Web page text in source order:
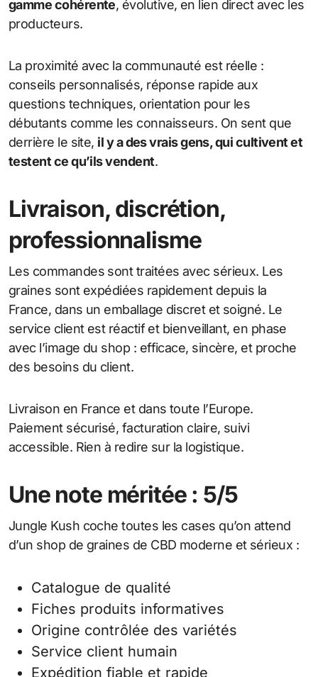
gamme cohérente, évolutive, en lien direct avec les
producteurs.
La proximité avec la communauté est réelle :
conseils personnalisés, réponse rapide aux
questions techniques, orientation pour les
débutants comme les connaisseurs. On sent que
derrière le site, il y a des vrais gens, qui cultivent et
testent ce qu’ils vendent.
Livraison, discrétion,
professionnalisme
Les commandes sont traitées avec sérieux. Les
graines sont expédiées rapidement depuis la
France, dans un emballage discret et soigné. Le
service client est réactif et bienveillant, en phase
avec l’image du shop : efficace, sincère, et proche
des besoins du client.
Livraison en France et dans toute l’Europe.
Paiement sécurisé, facturation claire, suivi
accessible. Rien à redire sur la logistique.
Une note méritée : 5/5
Jungle Kush coche toutes les cases qu’on attend
d’un shop de graines de CBD moderne et sérieux :
Catalogue de qualité
Fiches produits informatives
Origine contrôlée des variétés
Service client humain
Expédition fiable et rapide